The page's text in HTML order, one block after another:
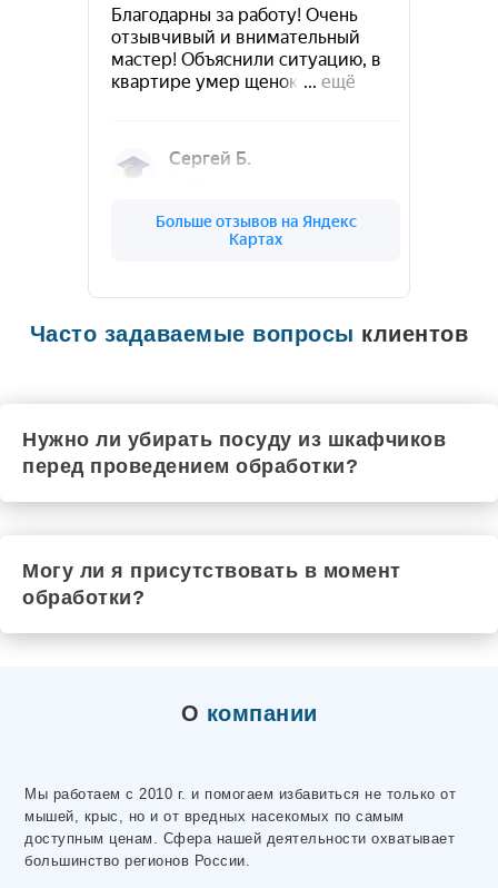
Часто задаваемые вопросы клиентов
Нужно ли убирать посуду из шкафчиков
перед проведением обработки?
Могу ли я присутствовать в момент
обработки?
О компании
Мы работаем с 2010 г. и помогаем избавиться не только от
мышей, крыс, но и от вредных насекомых по самым
доступным ценам. Сфера нашей деятельности охватывает
большинство регионов России.